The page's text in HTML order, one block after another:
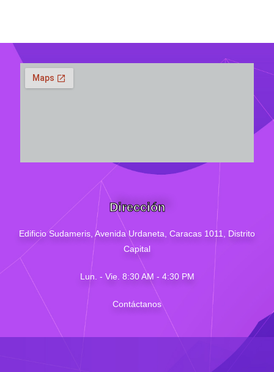
Dirección
Edificio Sudameris, Avenida Urdaneta, Caracas 1011, Distrito
Capital
Lun. - Vie. 8:30 AM - 4:30 PM
Contáctanos